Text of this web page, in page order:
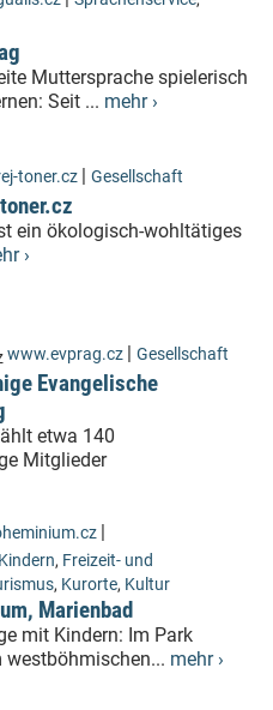
Muttersprache spielerisch
Seit ... mehr ›
toner.cz | Gesellschaft
ein ökologisch-wohltätiges
›
www.evprag.cz | Gesellschaft
Evangelische
etwa 140
Mitglieder
|
, Freizeit- und
, Kurorte, Kultur
Marienbad
mit Kindern: Im Park
mehr ›